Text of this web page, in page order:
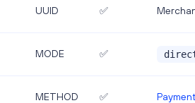
UUID ✅
MODE ✅
METHOD ✅